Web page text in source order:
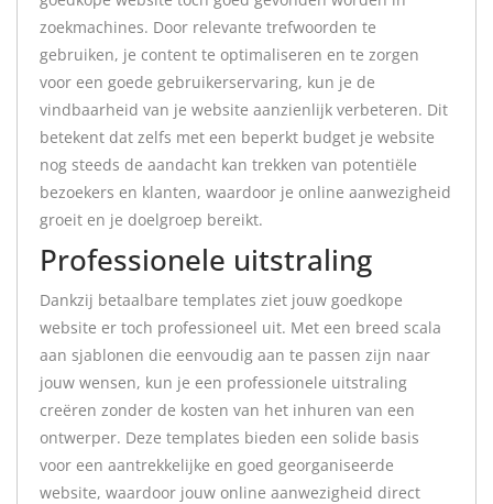
zoekmachines. Door relevante trefwoorden te
gebruiken, je content te optimaliseren en te zorgen
voor een goede gebruikerservaring, kun je de
vindbaarheid van je website aanzienlijk verbeteren. Dit
betekent dat zelfs met een beperkt budget je website
nog steeds de aandacht kan trekken van potentiële
bezoekers en klanten, waardoor je online aanwezigheid
groeit en je doelgroep bereikt.
Professionele uitstraling
Dankzij betaalbare templates ziet jouw goedkope
website er toch professioneel uit. Met een breed scala
aan sjablonen die eenvoudig aan te passen zijn naar
jouw wensen, kun je een professionele uitstraling
creëren zonder de kosten van het inhuren van een
ontwerper. Deze templates bieden een solide basis
voor een aantrekkelijke en goed georganiseerde
website, waardoor jouw online aanwezigheid direct